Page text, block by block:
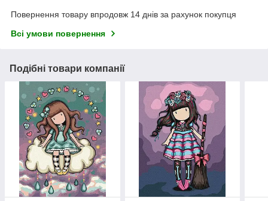
Повернення товару впродовж 14 днів за рахунок покупця
Всі умови повернення
Подібні товари компанії